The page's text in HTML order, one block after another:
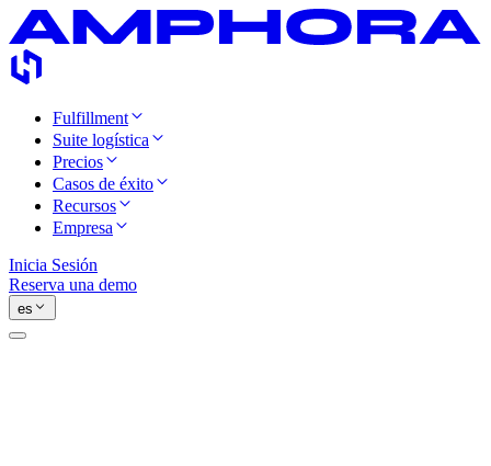
Fulfillment
Suite logística
Precios
Casos de éxito
Recursos
Empresa
Inicia Sesión
Reserva una demo
es